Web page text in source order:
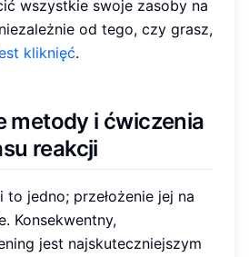
wszystkie swoje zasoby na
od tego, czy grasz,
kliknięć.
metody i ćwiczenia
reakcji
to jedno; przełożenie jej na
Konsekwentny,
jest najskuteczniejszym